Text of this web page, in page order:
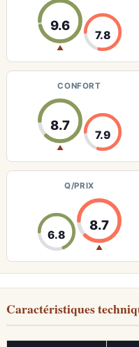
9.6
▲
7.8
CONFORT
8.7
▲
7.9
Q/PRIX
6.8
8.7
▲
Caractéristiques